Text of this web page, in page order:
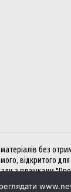
без
відкритого
з плашками